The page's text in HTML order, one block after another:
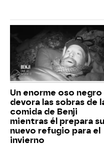
Un enorme oso negro
devora las sobras de
comida de Benji
mientras él prepara su
nuevo refugio para el
invierno